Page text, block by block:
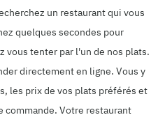
un restaurant qui vous
quelques secondes pour
vous tenter par l'un de nos plats.
directement en ligne. Vous y
les prix de vos plats préférés et
commande. Votre restaurant